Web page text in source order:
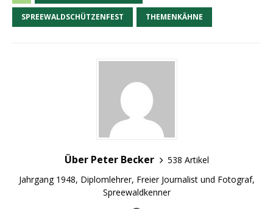
SPREEWALDSCHÜTZENFEST THEMENKÄHNE
Über Peter Becker
538 Artikel
Jahrgang 1948, Diplomlehrer, Freier Journalist und Fotograf,
Spreewaldkenner